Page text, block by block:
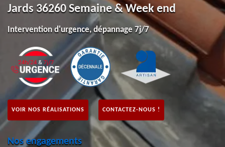
Jards 36260 Semaine & Week end
Intervention d'urgence, dépannage 7j/7
VOIR NOS RÉALISATIONS CONTACTEZ-NOUS !
Nos engagements